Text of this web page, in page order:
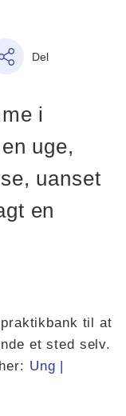
Del
i
uge,
uanset
en
til at
et sted selv.
Ung |